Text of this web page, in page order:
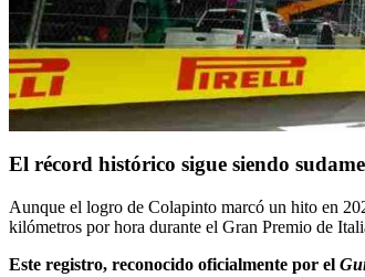
El récord histórico sigue siendo
Aunque el logro de Colapinto marcó un hito en
kilómetros por hora durante el Gran Premio de
Este registro, reconocido oficialmente por el